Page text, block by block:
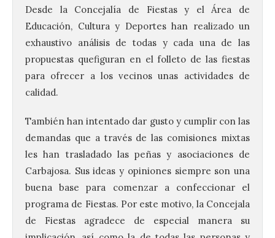
Desde la Concejalía de Fiestas y el Área de
Educación, Cultura y Deportes han realizado un
exhaustivo análisis de todas y cada una de las
propuestas quefiguran en el folleto de las fiestas
para ofrecer a los vecinos unas actividades de
calidad.
También han intentado dar gusto y cumplir con las
demandas que a través de las comisiones mixtas
les han trasladado las peñas y asociaciones de
Carbajosa. Sus ideas y opiniones siempre son una
buena base para comenzar a confeccionar el
programa de Fiestas. Por este motivo, la Concejala
de Fiestas agradece de especial manera su